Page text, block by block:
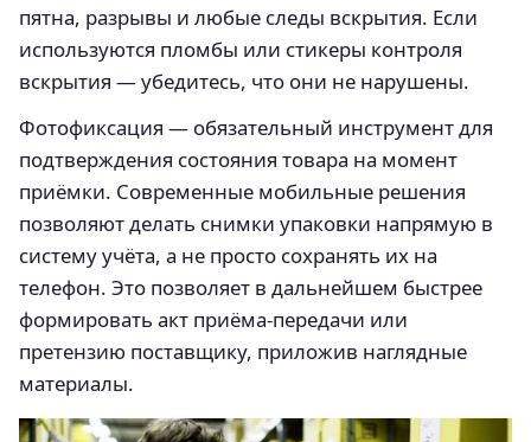
пятна, разрывы и любые следы вскрытия. Если
используются пломбы или стикеры контроля
вскрытия — убедитесь, что они не нарушены.
Фотофиксация — обязательный инструмент для
подтверждения состояния товара на момент
приёмки. Современные мобильные решения
позволяют делать снимки упаковки напрямую в
систему учёта, а не просто сохранять их на
телефон. Это позволяет в дальнейшем быстрее
формировать акт приёма-передачи или
претензию поставщику, приложив наглядные
материалы.